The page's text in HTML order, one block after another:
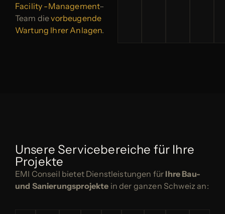
Facility -Management–
Team dievorbeugende
Wartung Ihrer Anlagen.
Unsere Servicebereiche für Ihre
Projekte
EMI Conseil bietet Dienstleistungen fürIhre Bau-
und Sanierungsprojekte in der ganzen Schweiz an: